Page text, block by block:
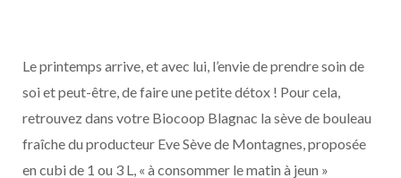
Le printemps arrive, et avec lui, l’envie de prendre soin de
soi et peut-être, de faire une petite détox ! Pour cela,
retrouvez dans votre Biocoop Blagnac la sève de bouleau
fraîche du producteur Eve Sève de Montagnes, proposée
en cubi de 1 ou 3 L, « à consommer le matin à jeun »